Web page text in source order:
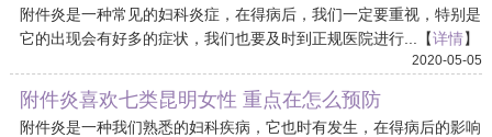
附件炎是一种常见的妇科炎症，在得病后，我们一定要重视，特别是
它的出现会有好多的症状，我们也要及时到正规医院进行...【详情】
2020-05-05
附件炎喜欢七类昆明女性 重点在怎么预防
附件炎是一种我们熟悉的妇科疾病，它也时有发生，在得病后的影响